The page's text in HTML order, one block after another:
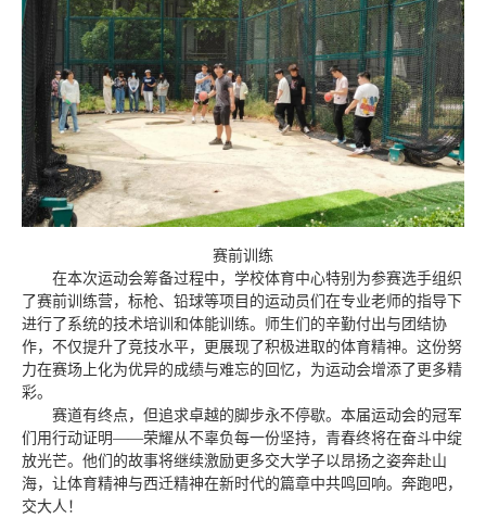
赛前训练
在本次运动会筹备过程中，学校体育中心特别为参赛选手组织
了赛前训练营，标枪、铅球等项目的运动员们在专业老师的指导下
进行了系统的技术培训和体能训练。师生们的辛勤付出与团结协
作，不仅提升了竞技水平，更展现了积极进取的体育精神。这份努
力在赛场上化为优异的成绩与难忘的回忆，为运动会增添了更多精
彩。
赛道有终点，但追求卓越的脚步永不停歇。本届运动会的冠军
们用行动证明——荣耀从不辜负每一份坚持，青春终将在奋斗中绽
放光芒。他们的故事将继续激励更多交大学子以昂扬之姿奔赴山
海，让体育精神与西迁精神在新时代的篇章中共鸣回响。奔跑吧，
交大人！